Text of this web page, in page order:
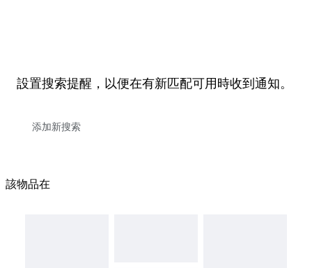
設置搜索提醒，以便在有新匹配可用時收到通知。
該物品在